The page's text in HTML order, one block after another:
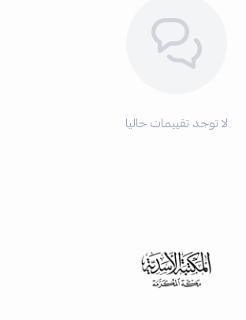
لا توجد تقييمات حاليا